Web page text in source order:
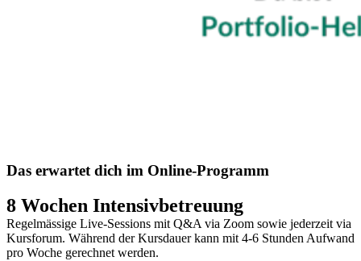
Das erwartet dich im Online-Programm
8 Wochen Intensivbetreuung
Regelmässige Live-Sessions mit Q&A via Zoom sowie jederzeit via
Kursforum. Während der Kursdauer kann mit 4-6 Stunden Aufwand
pro Woche gerechnet werden.